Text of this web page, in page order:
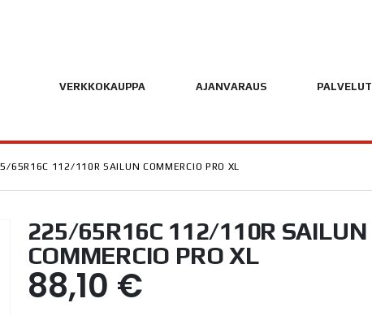
VERKKOKAUPPA AJANVARAUS PALVELUT
65R16C 112/110R SAILUN COMMERCIO PRO XL
225/65R16C 112/110R SAILUN
COMMERCIO PRO XL
88,10 €